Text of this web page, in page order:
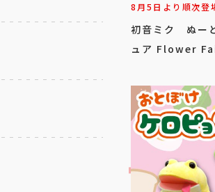
8月5日より順次登
初音ミク ぬー
ュア Flower